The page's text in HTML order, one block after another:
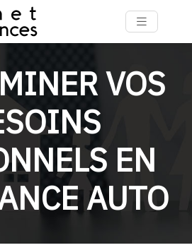
VOS
EN
AUTO